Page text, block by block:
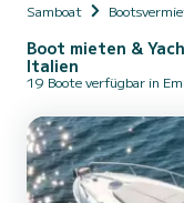
Samboat
Boot mieten &
Italien
19 Boote verfügbar in